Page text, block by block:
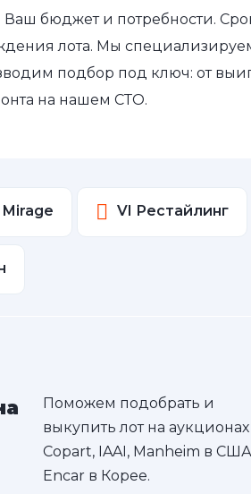
бюджет и потребности.
лота. Мы
подбор под ключ: от
на нашем СТО.
Mirage VI Рестайлинг
Поможем подобрать и
выкупить лот на аукционах
Copart, IAAI, Manheim в
Encar в Корее.